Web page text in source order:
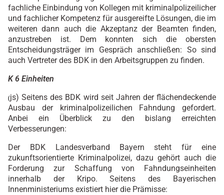
fachliche Einbindung von Kollegen mit kriminalpolizeilicher
und fachlicher Kompetenz für ausgereifte Lösungen, die im
weiteren dann auch die Akzeptanz der Beamten finden,
anzustreben ist. Dem konnten sich die obersten
Entscheidungsträger im Gespräch anschließen: So sind
auch Vertreter des BDK in den Arbeitsgruppen zu finden.
K 6 Einheiten
(js) Seitens des BDK wird seit Jahren der flächendeckende
Ausbau der kriminalpolizeilichen Fahndung gefordert.
Anbei ein Überblick zu den bislang erreichten
Verbesserungen:
Der BDK Landesverband Bayern steht für eine
zukunftsorientierte Kriminalpolizei, dazu gehört auch die
Forderung zur Schaffung von Fahndungseinheiten
innerhalb der Kripo. Seitens des Bayerischen
Innenministeriums existiert hier die Prämisse: